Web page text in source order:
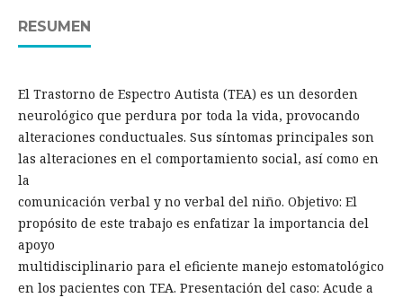
RESUMEN
El Trastorno de Espectro Autista (TEA) es un desorden
neurológico que perdura por toda la vida, provocando
alteraciones conductuales. Sus síntomas principales son
las alteraciones en el comportamiento social, así como en
la
comunicación verbal y no verbal del niño. Objetivo: El
propósito de este trabajo es enfatizar la importancia del
apoyo
multidisciplinario para el eficiente manejo estomatológico
en los pacientes con TEA. Presentación del caso: Acude a